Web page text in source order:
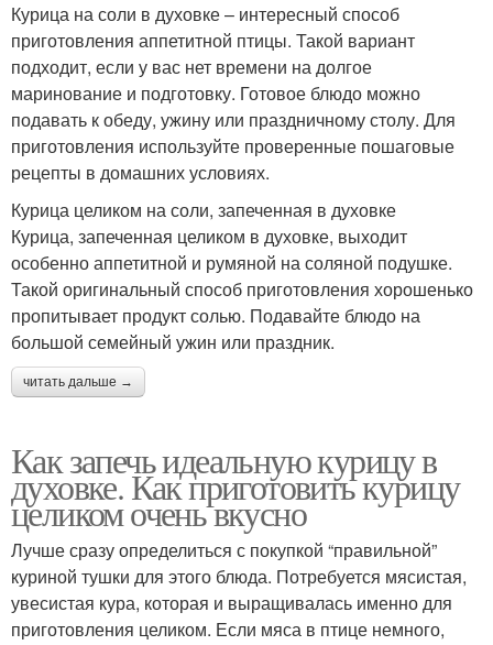
Курица на соли в духовке – интересный способ
приготовления аппетитной птицы. Такой вариант
подходит, если у вас нет времени на долгое
маринование и подготовку. Готовое блюдо можно
подавать к обеду, ужину или праздничному столу. Для
приготовления используйте проверенные пошаговые
рецепты в домашних условиях.
Курица целиком на соли, запеченная в духовке
Курица, запеченная целиком в духовке, выходит
особенно аппетитной и румяной на соляной подушке.
Такой оригинальный способ приготовления хорошенько
пропитывает продукт солью. Подавайте блюдо на
большой семейный ужин или праздник.
читать дальше →
Как запечь идеальную курицу в
духовке. Как приготовить курицу
целиком очень вкусно
Лучше сразу определиться с покупкой “правильной”
куриной тушки для этого блюда. Потребуется мясистая,
увесистая кура, которая и выращивалась именно для
приготовления целиком. Если мяса в птице немного,